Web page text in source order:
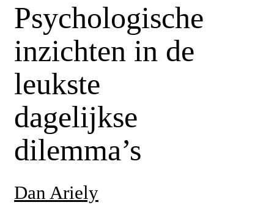
Psychologische
inzichten in de
leukste
dagelijkse
dilemma’s
Dan Ariely